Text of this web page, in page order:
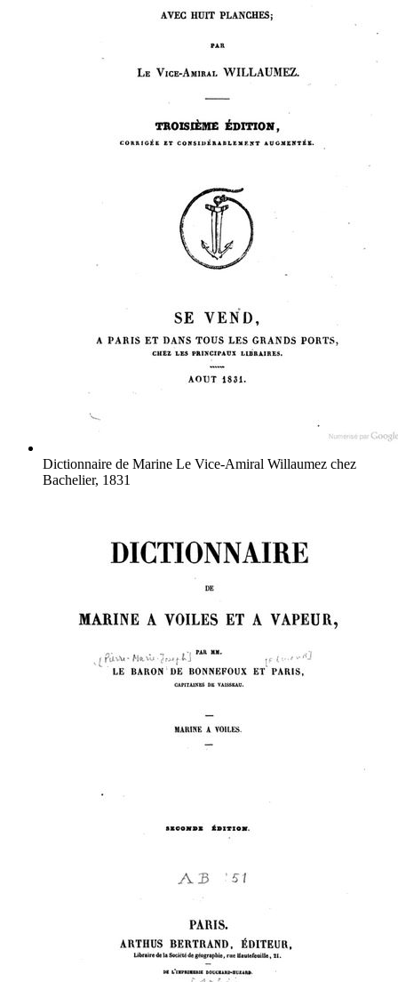
Dictionnaire de Marine Le Vice-Amiral Willaumez chez
Bachelier, 1831